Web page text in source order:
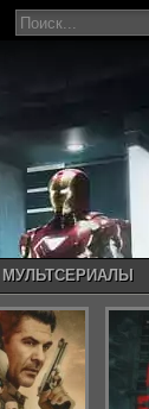
МУЛЬТСЕРИАЛЫ